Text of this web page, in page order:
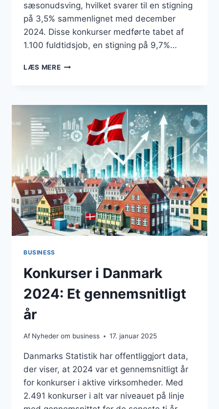
sæsonudsving, hvilket svarer til en stigning
på 3,5% sammenlignet med december
2024. Disse konkurser medførte tabet af
1.100 fuldtidsjob, en stigning på 9,7%…
LÆS MEREFLERE
HVAD
BETYDER
DET
FOR
ERHVERVSLIVET?
BUSINESS
Konkurser i Danmark
2024: Et gennemsnitligt
år
Af Nyheder om business 17. januar 2025
Danmarks Statistik har offentliggjort data,
der viser, at 2024 var et gennemsnitligt år
for konkurser i aktive virksomheder. Med
2.491 konkurser i alt var niveauet på linje